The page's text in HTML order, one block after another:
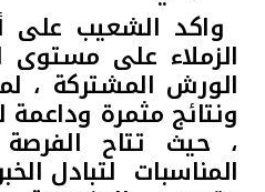
واكد الشعيب على
الزملاء على
الورش المشتركة ،
ونتائج مثمرة وداعمة
، حيث تتاح
المناسبات لتبادل